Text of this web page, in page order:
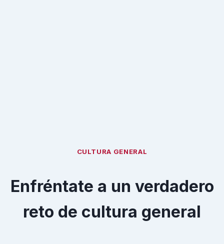
CULTURA GENERAL
Enfréntate a un verdadero
reto de cultura general